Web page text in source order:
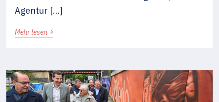
Agentur […]
Mehr lesen ›